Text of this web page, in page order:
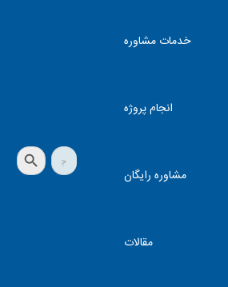
خدمات مشاوره
انجام پروژه
مشاوره رایگان
مقالات
جستجو
برای:
دکمه جستجو